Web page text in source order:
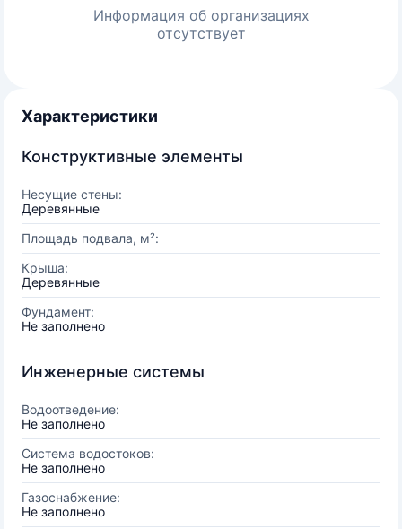
Информация об организациях
отсутствует
Характеристики
Конструктивные элементы
Несущие стены:
Деревянные
Площадь подвала, м²:
Крыша:
Деревянные
Фундамент:
Не заполнено
Инженерные системы
Водоотведение:
Не заполнено
Система водостоков:
Не заполнено
Газоснабжение:
Не заполнено